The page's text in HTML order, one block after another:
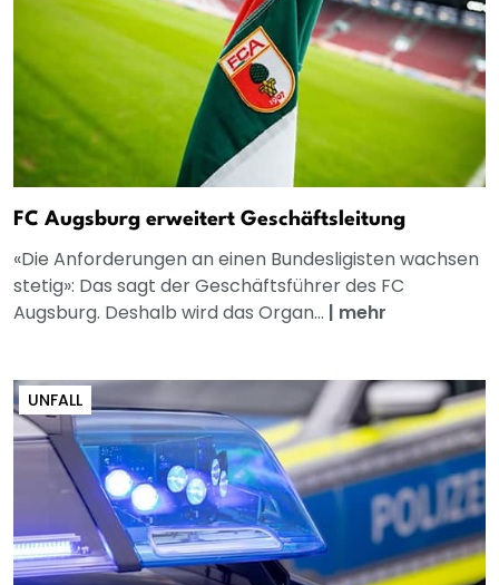
FC Augsburg erweitert Geschäftsleitung
«Die Anforderungen an einen Bundesligisten wachsen
stetig»: Das sagt der Geschäftsführer des FC
Augsburg. Deshalb wird das Organ... | mehr
UNFALL